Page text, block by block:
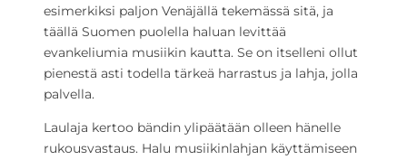
esimerkiksi paljon Venäjällä tekemässä sitä, ja
täällä Suomen puolella haluan levittää
evankeliumia musiikin kautta. Se on itselleni ollut
pienestä asti todella tärkeä harrastus ja lahja, jolla
palvella.
Laulaja kertoo bändin ylipäätään olleen hänelle
rukousvastaus. Halu musiikinlahjan käyttämiseen